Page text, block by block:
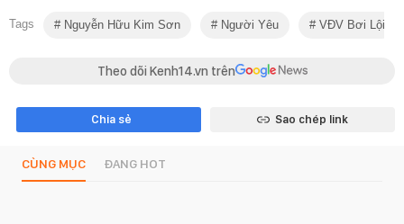
Tags Nguyễn Hữu Kim Sơn Người Yêu VĐV Bơi Lội
Theo dõi Kenh14.vn trên
Chia sẻ Sao chép link
CÙNG MỤC ĐANG HOT